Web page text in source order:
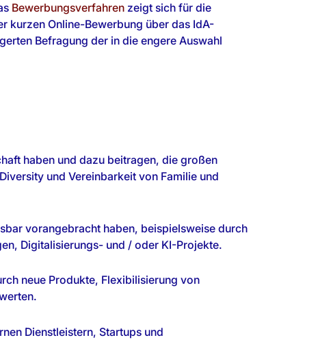
Bewerbungsverfahren zeigt sich für die
kurzen Online-Bewerbung über das IdA-
Befragung der in die engere Auswahl
haben und dazu beitragen, die großen
und Vereinbarkeit von Familie und
vorangebracht haben, beispielsweise durch
Digitalisierungs- und / oder KI-Projekte.
neue Produkte, Flexibilisierung von
Dienstleistern, Startups und